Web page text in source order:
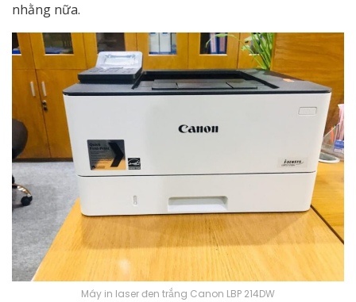
nhằng nữa.
Máy in laser đen trắng Canon LBP 214DW